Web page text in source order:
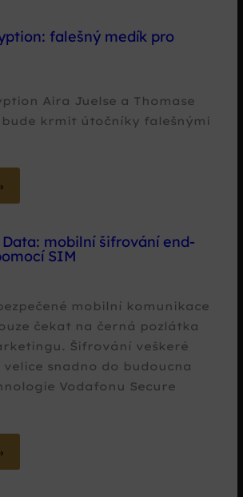
falešný medík pro
Aira Juelse a Thomase
krmit útočníky falešnými
mobilní šifrování end-
SIM
mobilní komunikace
čekat na černá pozlátka
Šifrování veškeré
velice snadno do budoucna
Vodafonu Secure